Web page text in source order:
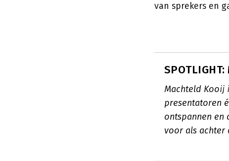
van sprekers en
Machteld Kooij
presentatoren
ontspannen
voor als achter